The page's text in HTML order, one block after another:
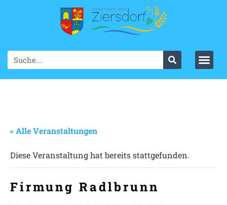
« Alle Veranstaltungen
Diese Veranstaltung hat bereits stattgefunden.
Firmung Radlbrunn